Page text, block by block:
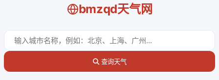
bmzqd天气网
查询天气